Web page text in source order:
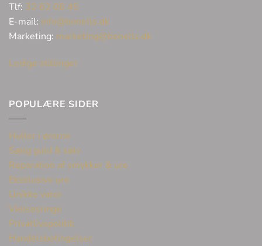
Tlf: 32 62 06 45
E-mail: info@bonells.dk
Marketing: marketing@bonells.dk
Ledige stillinger
POPULÆRE SIDER
Huller i ørerne
Sælg guld & sølv
Reparation af smykker & ure
Eksklusive ure
Unikke varer
Vielsesringe
Privatlivspolitik
Handelsbetingelser